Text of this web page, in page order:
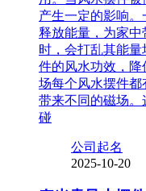
产生一定的影响
释放能量，为家
时，会打乱其能
件的风水功效，
场每个风水摆件
带来不同的磁场
碰
公司起名
2025-10-20